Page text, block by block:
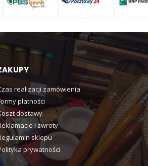
realizacji zamówienia
płatności
dostawy
i zwroty
sklepu
prywatności